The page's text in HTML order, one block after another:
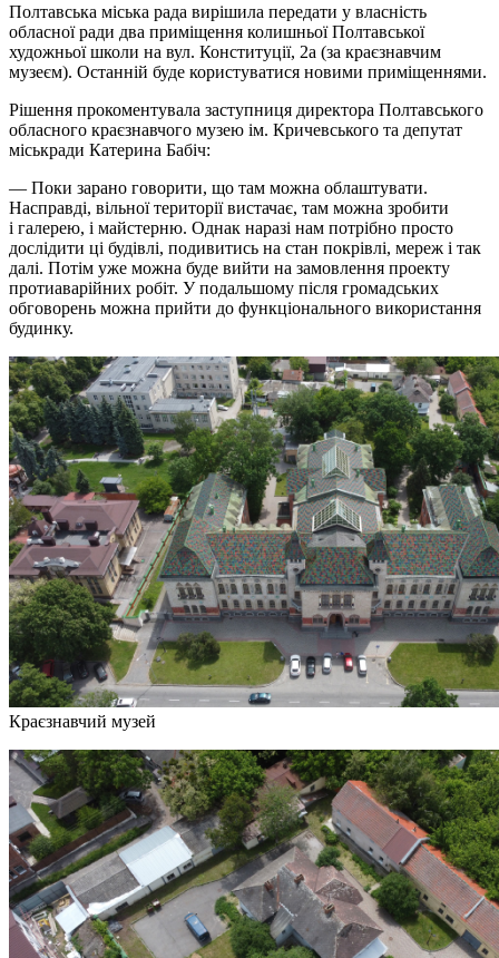
Полтавська міська рада вирішила передати у власність
обласної ради два приміщення колишньої Полтавської
художньої школи на вул. Конституції, 2а (за краєзнавчим
музеєм). Останній буде користуватися новими приміщеннями.
Рішення прокоментувала заступниця директора Полтавського
обласного краєзнавчого музею ім. Кричевського та депутат
міськради Катерина Бабіч:
— Поки зарано говорити, що там можна облаштувати.
Насправді, вільної території вистачає, там можна зробити
і галерею, і майстерню. Однак наразі нам потрібно просто
дослідити ці будівлі, подивитись на стан покрівлі, мереж і так
далі. Потім уже можна буде вийти на замовлення проекту
протиаварійних робіт. У подальшому після громадських
обговорень можна прийти до функціонального використання
будинку.
Краєзнавчий музей